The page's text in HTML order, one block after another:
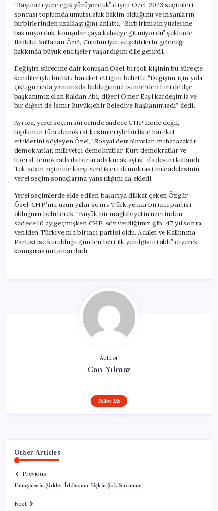
“Başımızı yere eğik yürüyorduk” diyen Özel, 2023 seçimleri
sonrası toplumda umutsuzluk hâkim olduğunu ve insanların
birbirlerinden uzaklaştığını anlattı. “Birbirimizin yüzlerine
bakmıyorduk, komşular çaya kahveye gitmiyordu” şeklinde
ifadeler kullanan Özel, Cumhuriyet ve şehirlerin geleceği
hakkında büyük endişeler yaşandığını dile getirdi.
Değişim sürecine dair konuşan Özel, birçok kişinin bu süreçte
kendileriyle birlikte hareket ettiğini belirtti. “Değişim için yola
çıktığımızda yanımızda bulduğumuz isimlerden biri de ilçe
başkanımız olan Baldan Abi, diğeri Ömer Ekşi kardeşimiz ve
bir diğeri de İzmir Büyükşehir Belediye Başkanımızdı” dedi.
Ayrıca, yerel seçim sürecinde sadece CHP’lilerle değil,
toplumun tüm demokrat kesimleriyle birlikte hareket
ettiklerini söyleyen Özel, “Sosyal demokratlar, muhafazakâr
demokratlar, milliyetçi demokratlar, Kürt demokratlar ve
liberal demokratlarla bir arada kucaklaştık” ifadesini kullandı.
Tek adam rejimine karşı verdikleri demokrasi mücadelesinin
yerel seçim sonuçlarına yansıdığını da ekledi.
Yerel seçimlerde elde edilen başarıya dikkat çeken Özgür
Özel, CHP’nin uzun yıllar sonra Türkiye’nin birinci partisi
olduğunu belirterek, “Büyük bir mağlubiyetin üzerinden
sadece 10 ay geçmişken CHP, söz verdiğimiz gibi 47 yıl sonra
yeniden Türkiye’nin birinci partisi oldu. Adalet ve Kalkınma
Partisi ise kurulduğu günden beri ilk yenilgisini aldı” diyerek
konuşmasını tamamladı.
Author
Can Yılmaz
Follow Me
Other Articles
Previous
Hemşirenin Şiddet İddiasına İlişkin Şok Savunma
Next